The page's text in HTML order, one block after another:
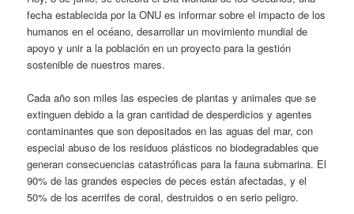
fecha establecida por la ONU es informar sobre el impacto de los
humanos en el océano, desarrollar un movimiento mundial de
apoyo y unir a la población en un proyecto para la gestión
sostenible de nuestros mares.
Cada año son miles las especies de plantas y animales que se
extinguen debido a la gran cantidad de desperdicios y agentes
contaminantes que son depositados en las aguas del mar, con
especial abuso de los residuos plásticos no biodegradables que
generan consecuencias catastróficas para la fauna submarina. El
90% de las grandes especies de peces están afectadas, y el
50% de los acerrifes de coral, destruidos o en serio peligro.